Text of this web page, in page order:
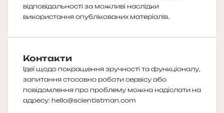
відповідальності за можливі наслідки
використання опублікованих матеріалів.
Контакти
Ідеї щодо покращення зручності та функціоналу,
запитання стосовно роботи сервісу або
повідомлення про проблему можна надіслати на
адресу: hello@scientistman.com